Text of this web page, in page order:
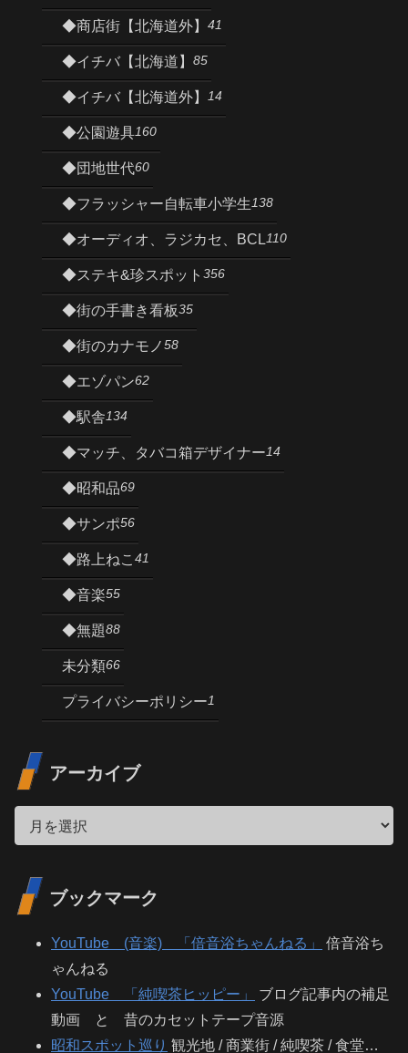
◆商店街【北海道外】 41
◆イチバ【北海道】 85
◆イチバ【北海道外】 14
◆公園遊具160
◆団地世代60
◆フラッシャー自転車小学生138
◆オーディオ、ラジカセ、BCL110
◆ステキ&珍スポット 356
◆街の手書き看板35
◆街のカナモノ58
◆エゾパン62
◆駅舎134
◆マッチ、タバコ箱デザイナー14
◆昭和品69
◆サンポ56
◆路上ねこ 41
◆音楽55
◆無題88
未分類66
プライバシーポリシー1
アーカイブ
ブックマーク
YouTube (音楽) 「倍音浴ちゃんねる」
倍音浴ち
ゃんねる
YouTube 「純喫茶ヒッピー」
ブログ記事内の補足
動画 と 昔のカセットテープ音源
昭和スポット巡り 観光地 / 商業街 / 純喫茶 / 食堂…